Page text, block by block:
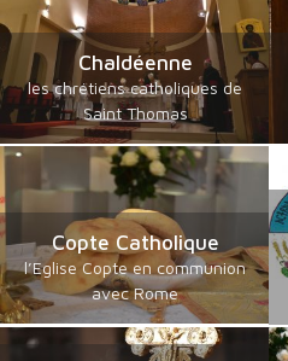
Chaldéenne
les chrétiens catholiques de
Saint Thomas
Copte Catholique
l’Eglise Copte en communion
avec Rome